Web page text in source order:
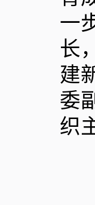
一
长
建
委
织